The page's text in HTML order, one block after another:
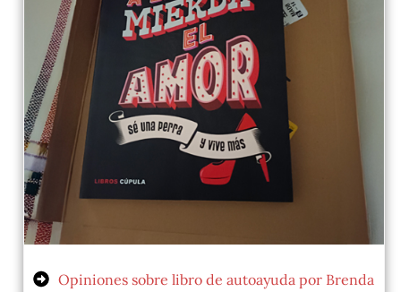
Opiniones sobre libro de autoayuda por Brenda